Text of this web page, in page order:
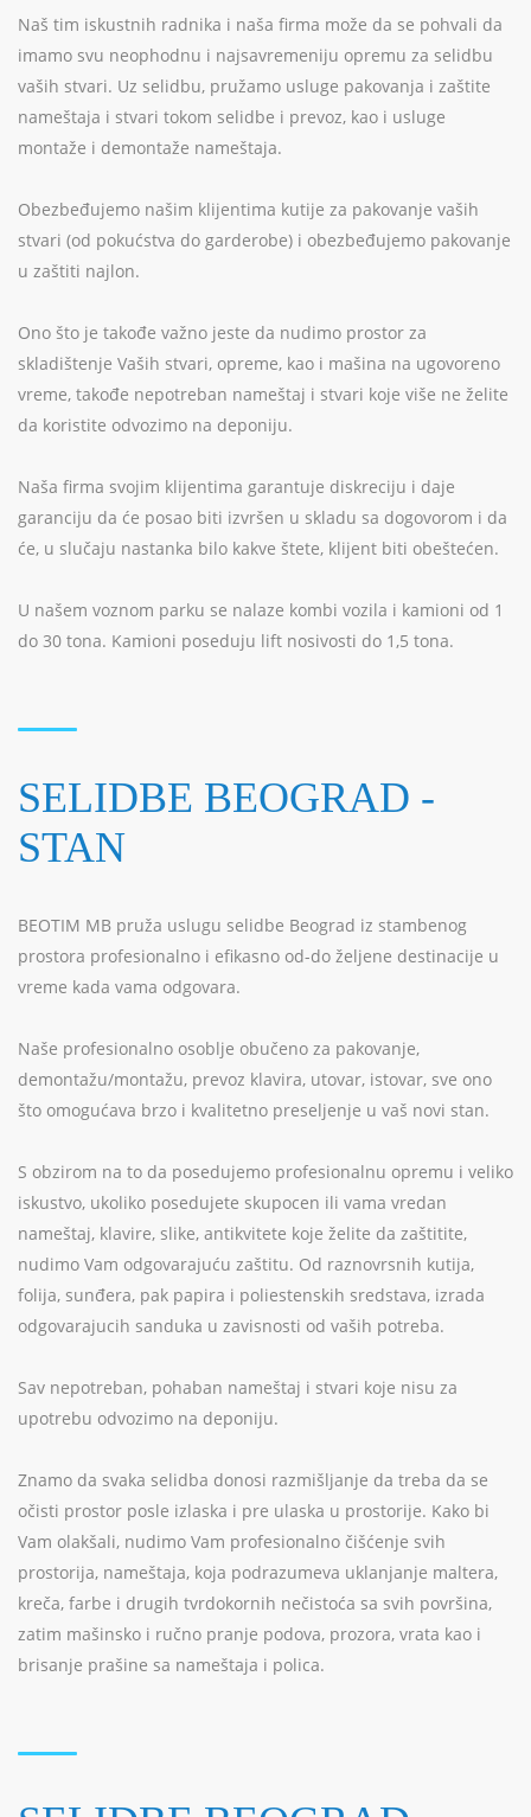
Naš tim iskustnih radnika i naša firma može da se pohvali da
imamo svu neophodnu i najsavremeniju opremu za selidbu
vaših stvari. Uz selidbu, pružamo usluge pakovanja i zaštite
nameštaja i stvari tokom selidbe i prevoz, kao i usluge
montaže i demontaže nameštaja.
Obezbeđujemo našim klijentima kutije za pakovanje vaših
stvari (od pokućstva do garderobe) i obezbeđujemo pakovanje
u zaštiti najlon.
Ono što je takođe važno jeste da nudimo prostor za
skladištenje Vaših stvari, opreme, kao i mašina na ugovoreno
vreme, takođe nepotreban nameštaj i stvari koje više ne želite
da koristite odvozimo na deponiju.
Naša firma svojim klijentima garantuje diskreciju i daje
garanciju da će posao biti izvršen u skladu sa dogovorom i da
će, u slučaju nastanka bilo kakve štete, klijent biti obeštećen.
U našem voznom parku se nalaze kombi vozila i kamioni od 1
do 30 tona. Kamioni poseduju lift nosivosti do 1,5 tona.
SELIDBE BEOGRAD -
STAN
BEOTIM MB pruža uslugu selidbe Beograd iz stambenog
prostora profesionalno i efikasno od-do željene destinacije u
vreme kada vama odgovara.
Naše profesionalno osoblje obučeno za pakovanje,
demontažu/montažu, prevoz klavira, utovar, istovar, sve ono
što omogućava brzo i kvalitetno preseljenje u vaš novi stan.
S obzirom na to da posedujemo profesionalnu opremu i veliko
iskustvo, ukoliko posedujete skupocen ili vama vredan
nameštaj, klavire, slike, antikvitete koje želite da zaštitite,
nudimo Vam odgovarajuću zaštitu. Od raznovrsnih kutija,
folija, sunđera, pak papira i poliestenskih sredstava, izrada
odgovarajucih sanduka u zavisnosti od vaših potreba.
Sav nepotreban, pohaban nameštaj i stvari koje nisu za
upotrebu odvozimo na deponiju.
Znamo da svaka selidba donosi razmišljanje da treba da se
očisti prostor posle izlaska i pre ulaska u prostorije. Kako bi
Vam olakšali, nudimo Vam profesionalno čišćenje svih
prostorija, nameštaja, koja podrazumeva uklanjanje maltera,
kreča, farbe i drugih tvrdokornih nečistoća sa svih površina,
zatim mašinsko i ručno pranje podova, prozora, vrata kao i
brisanje prašine sa nameštaja i polica.